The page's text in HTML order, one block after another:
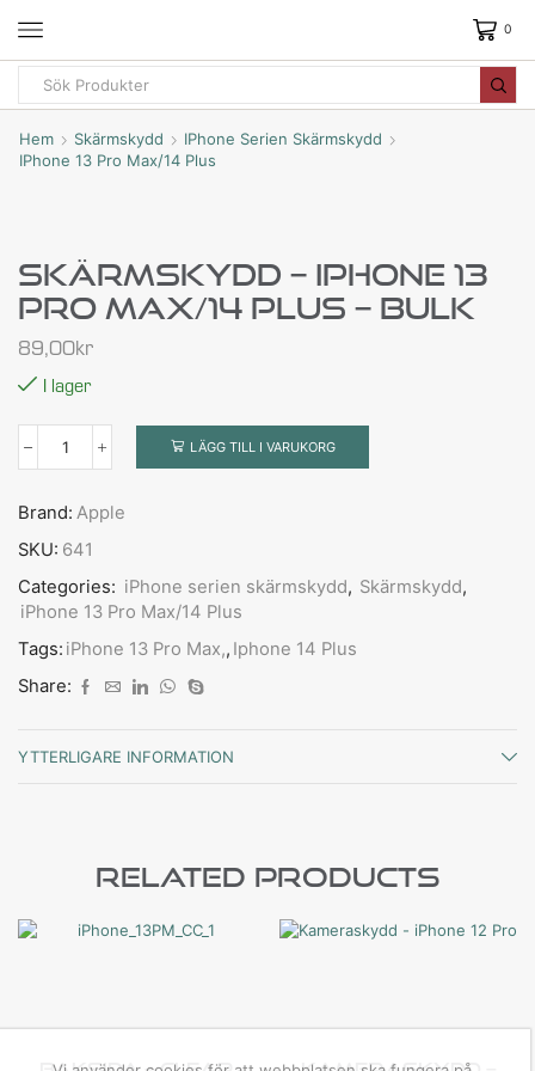
0
Hem Skärmskydd
IPhone Serien Skärmskydd
IPhone 13 Pro Max/14 Plus
Skärmskydd – IPhone 13
Pro Max/14 Plus – BULK
89,00kr
I lager
LÄGG TILL I VARUKORG
Brand: Apple
SKU: 641
Categories: iPhone serien skärmskydd, Skärmskydd,
iPhone 13 Pro Max/14 Plus
Tags: iPhone 13 Pro Max,, Iphone 14 Plus
Share:
YTTERLIGARE INFORMATION
Related Products